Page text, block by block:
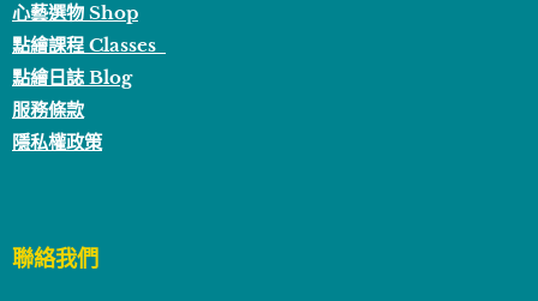
心藝選物 Shop
點繪課程 Classes
點繪日誌 Blog
服務條款
隱私權政策
聯絡我們